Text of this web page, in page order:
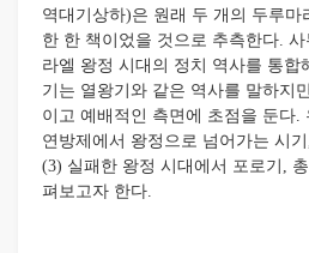
역대기상하)은 원래 두 개의 두루마
한 한 책이었을 것으로 추측한다.
라엘 왕정 시대의 정치 역사를 통합
기는 열왕기와 같은 역사를 말하지
이고 예배적인 측면에 초점을 둔다.
연방제에서 왕정으로 넘어가는 시
(3) 실패한 왕정 시대에서 포로기,
펴보고자 한다.